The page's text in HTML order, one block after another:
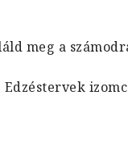
meg a
Edzéstervek